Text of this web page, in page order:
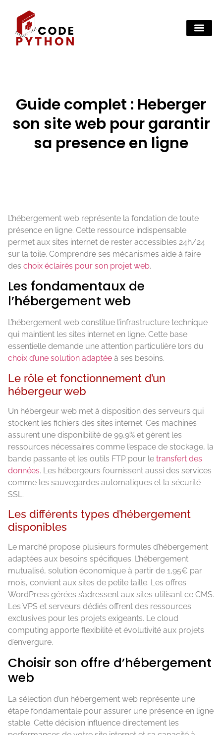
Guide complet : Heberger
son site web pour garantir
sa presence en ligne
L’hébergement web représente la fondation de toute
présence en ligne. Cette ressource indispensable
permet aux sites internet de rester accessibles 24h/24
sur la toile. Comprendre ses mécanismes aide à faire
des choix éclairés pour son projet web.
Les fondamentaux de
l’hébergement web
L’hébergement web constitue l’infrastructure technique
qui maintient les sites internet en ligne. Cette base
essentielle demande une attention particulière lors du
choix d’une solution adaptée à ses besoins.
Le rôle et fonctionnement d’un
hébergeur web
Un hébergeur web met à disposition des serveurs qui
stockent les fichiers des sites internet. Ces machines
assurent une disponibilité de 99,9% et gèrent les
ressources nécessaires comme l’espace de stockage, la
bande passante et les outils FTP pour le transfert des
données. Les hébergeurs fournissent aussi des services
comme les sauvegardes automatiques et la sécurité
SSL.
Les différents types d’hébergement
disponibles
Le marché propose plusieurs formules d’hébergement
adaptées aux besoins spécifiques. L’hébergement
mutualisé, solution économique à partir de 1,95€ par
mois, convient aux sites de petite taille. Les offres
WordPress gérées s’adressent aux sites utilisant ce CMS.
Les VPS et serveurs dédiés offrent des ressources
exclusives pour les projets exigeants. Le cloud
computing apporte flexibilité et évolutivité aux projets
d’envergure.
Choisir son offre d’hébergement
web
La sélection d’un hébergement web représente une
étape fondamentale pour assurer une présence en ligne
stable. Cette décision influence directement les